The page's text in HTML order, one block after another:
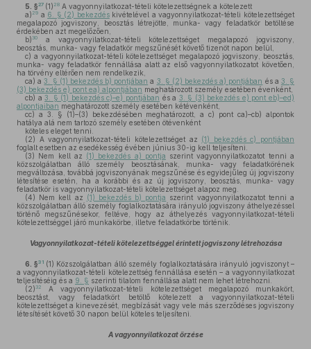
5. §27 (1) 28 A vagyonnyilatkozat-tételi kötelezettségnek a kötelezett
a) 29 a 6. § (2) bekezdéskivételével a vagyonnyilatkozat-tételi kötelezettséget
megalapozó jogviszony, beosztás létrejötte, munka- vagy feladatkör betöltése
érdekében azt megelőzően,
b) 30
a vagyonnyilatkozat-tételi kötelezettséget megalapozó jogviszony,
beosztás, munka- vagy feladatkör megszűnését követő tizenöt napon belül,
c) a vagyonnyilatkozat-tételi kötelezettséget megalapozó jogviszony, beosztás,
munka- vagy feladatkör fennállása alatt az első vagyonnyilatkozatot követően,
ha törvény eltérően nem rendelkezik,
ca) a3. § (1) bekezdés b) pontjában a 3. § (2) bekezdés a) pontjában és a 3. §
(3) bekezdés e) pont ea) alpontjában meghatározott személy esetében évenként,
cb) a3. § (1) bekezdés c)–e) pontjában és a 3. § (3) bekezdés e) pont eb)–ed)
alpontjaiban meghatározott személy esetében kétévenként,
cc) a 3. § (1)–(3) bekezdésében meghatározott, a c) pont ca)–cb) alpontok
hatálya alá nem tartozó személy esetében ötévenként
köteles eleget tenni.
(2) A vagyonnyilatkozat-tételi kötelezettséget az (1) bekezdés c) pontjában
foglalt esetben az esedékesség évében június 30-ig kell teljesíteni.
(3) Nem kell az (1) bekezdés a) pontja szerint vagyonnyilatkozatot tenni a
közszolgálatban álló személy beosztásának, munka- vagy feladatkörének
megváltozása, továbbá jogviszonyának megszűnése és egyidejűleg új jogviszony
létesítése esetén, ha a korábbi és az új jogviszony, beosztás, munka- vagy
feladatkör is vagyonnyilatkozat-tételi kötelezettséget alapoz meg.
(4) Nem kell az (1) bekezdés b) pontja szerint vagyonnyilatkozatot tenni a
közszolgálatban álló személy foglalkoztatására irányuló jogviszony áthelyezéssel
történő megszűnésekor, feltéve, hogy az áthelyezés vagyonnyilatkozat-tételi
kötelezettséggel járó munkakörbe, illetve feladatkörbe történik.
Vagyonnyilatkozat-tételi kötelezettséggel érintett jogviszony létrehozása
6. §31 (1) Közszolgálatban álló személy foglalkoztatására irányuló jogviszonyt –
a vagyonnyilatkozat-tételi kötelezettség fennállása esetén – a vagyonnyilatkozat
teljesítéséig és a 9. § szerinti tilalom fennállása alatt nem lehet létrehozni.
(2) 32
A vagyonnyilatkozat-tételi kötelezettséget megalapozó munkakört,
beosztást, vagy feladatkört betöltő kötelezett a vagyonnyilatkozat-tételi
kötelezettséget a kinevezését, megbízását vagy vele más szerződéses jogviszony
létesítését követő 30 napon belül köteles teljesíteni.
A vagyonnyilatkozat őrzése